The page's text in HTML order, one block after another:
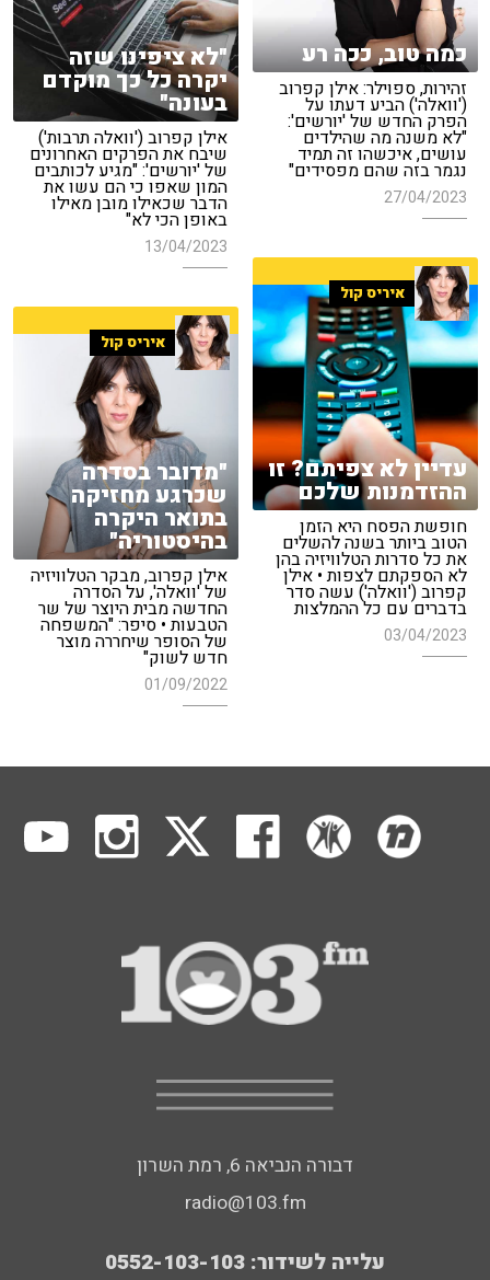
כמה טוב, ככה רע
זהירות, ספוילר: אילן קפרוב
('וואלה') הביע דעתו על
הפרק החדש של 'יורשים':
"לא משנה מה שהילדים
עושים, איכשהו זה תמיד
נגמר בזה שהם מפסידים"
27/04/2023
"לא ציפינו שזה
יקרה כל כך מוקדם
בעונה"
אילן קפרוב ('וואלה תרבות')
שיבח את הפרקים האחרונים
של 'יורשים': "מגיע לכותבים
המון שאפו כי הם עשו את
הדבר שכאילו מובן מאילו
באופן הכי לא"
13/04/2023
איריס קול
עדיין לא צפיתם? זו
ההזדמנות שלכם
חופשת הפסח היא הזמן
הטוב ביותר בשנה להשלים
את כל סדרות הטלוויזיה בהן
לא הספקתם לצפות • אילן
קפרוב ('וואלה') עשה סדר
בדברים עם כל ההמלצות
03/04/2023
איריס קול
"מדובר בסדרה
שכרגע מחזיקה
בתואר היקרה
בהיסטוריה"
אילן קפרוב, מבקר הטלוויזיה
של 'וואלה', על הסדרה
החדשה מבית היוצר של שר
הטבעות • סיפר: "המשפחה
של הסופר שיחררה מוצר
חדש לשוק"
01/09/2022
דבורה הנביאה 6, רמת השרון
radio@103.fm
עלייה לשידור: 0552-103-103